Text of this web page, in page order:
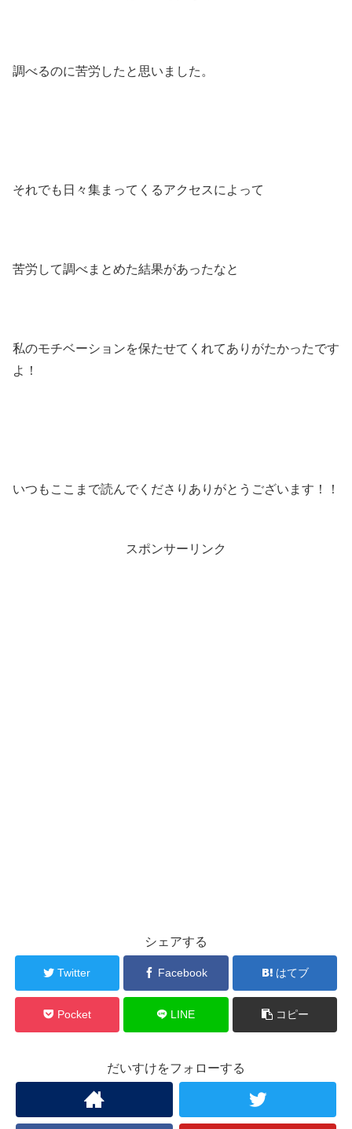
調べるのに苦労したと思いました。
それでも日々集まってくるアクセスによって
苦労して調べまとめた結果があったなと
私のモチベーションを保たせてくれてありがたかったです
よ！
いつもここまで読んでくださりありがとうございます！！
スポンサーリンク
シェアする
Twitter Facebook はてブ
Pocket LINE コピー
だいすけをフォローする